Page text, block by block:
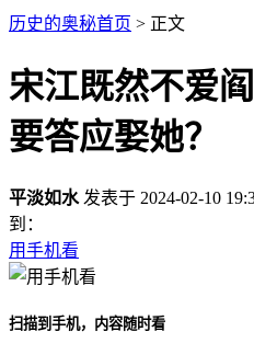
历史的奥秘首页 > 正文
宋江既然不爱
要答应娶她？
平淡如水发表于 2024-02-10
到：
用手机看
扫描到手机，内容随时看